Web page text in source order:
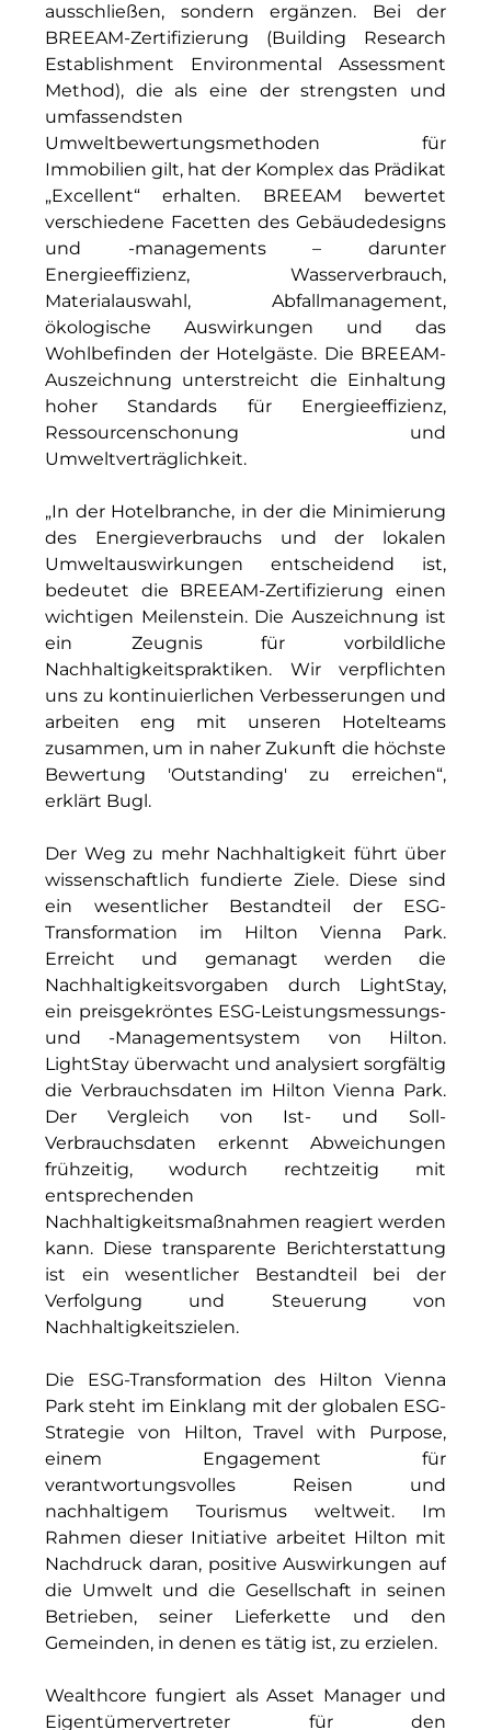
Optima_Hammer
PAULUS Immobiliengruppe
Pembroke
Quartier am Bahnhof Taufkirchen
R&S Immobilienmanagement GmbH
RE/MAX Germany
Rock Capital Group
Scoperty
Scrivo Communications
Starlab International GmbH
Timber Factory
UBM Development
The Q
The Scandinavian Ensemble
The Stack
The Verse
United Benefits Holding
Sponsoring
Wealthcap
WEALTHCORE Investment Management
Wemolo
XPAY Group
ZielstattQuartier
123C DIGITAL CONSULTING GMBH
Dr. Aribert Spiegler - Fotografie
Dr. Hans Kröner-Stiftung
IGENUS Immobilien
Pride SKIN
1337UGC
ACCUMULATA
Accumulata Operations (AOP)
AIM
Allgemeine SÜDBODEN
City 1 Group
Clean Intralogistics Net (CIN)
ausschließen, sondern ergänzen. Bei der
BREEAM-Zertifizierung (Building Research
Establishment Environmental Assessment
Method), die als eine der strengsten und
umfassendsten
Umweltbewertungsmethoden für
Immobilien gilt, hat der Komplex das Prädikat
„Excellent“ erhalten. BREEAM bewertet
verschiedene Facetten des Gebäudedesigns
und -managements – darunter
Energieeffizienz, Wasserverbrauch,
Materialauswahl, Abfallmanagement,
ökologische Auswirkungen und das
Wohlbefinden der Hotelgäste. Die BREEAM-
Auszeichnung unterstreicht die Einhaltung
hoher Standards für Energieeffizienz,
Ressourcenschonung und
Umweltverträglichkeit.
„In der Hotelbranche, in der die Minimierung
des Energieverbrauchs und der lokalen
Umweltauswirkungen entscheidend ist,
bedeutet die BREEAM-Zertifizierung einen
wichtigen Meilenstein. Die Auszeichnung ist
ein Zeugnis für vorbildliche
Nachhaltigkeitspraktiken. Wir verpflichten
uns zu kontinuierlichen Verbesserungen und
arbeiten eng mit unseren Hotelteams
zusammen, um in naher Zukunft die höchste
Bewertung 'Outstanding' zu erreichen“,
erklärt Bugl.
Der Weg zu mehr Nachhaltigkeit führt über
wissenschaftlich fundierte Ziele. Diese sind
ein wesentlicher Bestandteil der ESG-
Transformation im Hilton Vienna Park.
Erreicht und gemanagt werden die
Nachhaltigkeitsvorgaben durch LightStay,
ein preisgekröntes ESG-Leistungsmessungs-
und -Managementsystem von Hilton.
LightStay überwacht und analysiert sorgfältig
die Verbrauchsdaten im Hilton Vienna Park.
Der Vergleich von Ist- und Soll-
Verbrauchsdaten erkennt Abweichungen
frühzeitig, wodurch rechtzeitig mit
entsprechenden
Nachhaltigkeitsmaßnahmen reagiert werden
kann. Diese transparente Berichterstattung
ist ein wesentlicher Bestandteil bei der
Verfolgung und Steuerung von
Nachhaltigkeitszielen.
Die ESG-Transformation des Hilton Vienna
Park steht im Einklang mit der globalen ESG-
Strategie von Hilton, Travel with Purpose,
einem Engagement für
verantwortungsvolles Reisen und
nachhaltigem Tourismus weltweit. Im
Rahmen dieser Initiative arbeitet Hilton mit
Nachdruck daran, positive Auswirkungen auf
die Umwelt und die Gesellschaft in seinen
Betrieben, seiner Lieferkette und den
Gemeinden, in denen es tätig ist, zu erzielen.
Wealthcore fungiert als Asset Manager und
Eigentümervertreter für den